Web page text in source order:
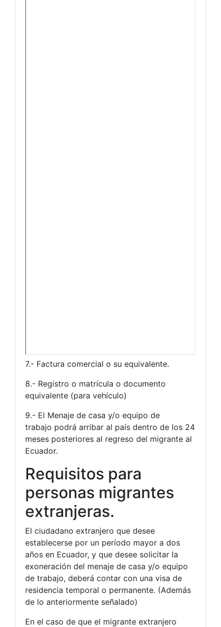
7.- Factura comercial o su equivalente.
8.- Registro o matrícula o documento
equivalente (para vehículo)
9.- El Menaje de casa y/o equipo de
trabajo podrá arribar al país dentro de los 24
meses posteriores al regreso del migrante al
Ecuador.
Requisitos para
personas migrantes
extranjeras.
El ciudadano extranjero que desee
establecerse por un período mayor a dos
años en Ecuador, y que desee solicitar la
exoneración del menaje de casa y/o equipo
de trabajo, deberá contar con una visa de
residencia temporal o permanente. (Además
de lo anteriormente señalado)
En el caso de que el migrante extranjero